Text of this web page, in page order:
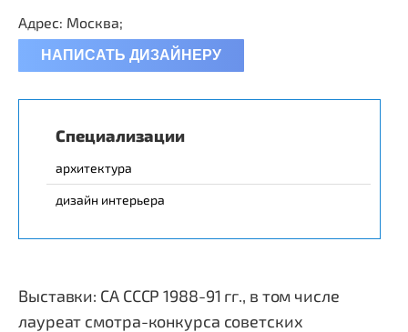
Адрес: Москва;
НАПИСАТЬ ДИЗАЙНЕРУ
Специализации
архитектура
дизайн интерьера
Выставки: СА СССР 1988-91 гг., в том числе
лауреат смотра-конкурса советских